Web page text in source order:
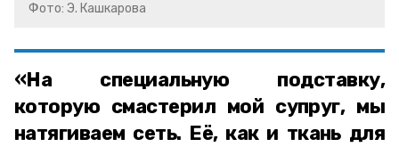
Фото: Э. Кашкарова
«На специальную подставку,
которую смастерил мой супруг, мы
натягиваем сеть. Её, как и ткань для